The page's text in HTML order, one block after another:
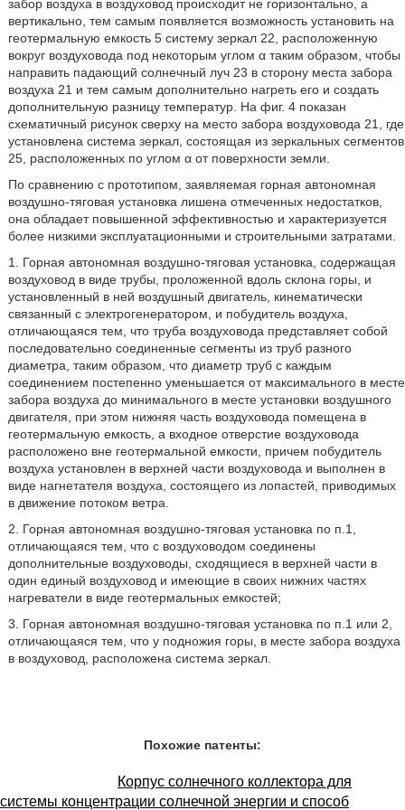
забор воздуха в воздуховод происходит не горизонтально, а
вертикально, тем самым появляется возможность установить на
геотермальную емкость 5 систему зеркал 22, расположенную
вокруг воздуховода под некоторым углом α таким образом, чтобы
направить падающий солнечный луч 23 в сторону места забора
воздуха 21 и тем самым дополнительно нагреть его и создать
дополнительную разницу температур. На фиг. 4 показан
схематичный рисунок сверху на место забора воздуховода 21, где
установлена система зеркал, состоящая из зеркальных сегментов
25, расположенных по углом α от поверхности земли.
По сравнению с прототипом, заявляемая горная автономная
воздушно-тяговая установка лишена отмеченных недостатков,
она обладает повышенной эффективностью и характеризуется
более низкими эксплуатационными и строительными затратами.
1. Горная автономная воздушно-тяговая установка, содержащая
воздуховод в виде трубы, проложенной вдоль склона горы, и
установленный в ней воздушный двигатель, кинематически
связанный с электрогенератором, и побудитель воздуха,
отличающаяся тем, что труба воздуховода представляет собой
последовательно соединенные сегменты из труб разного
диаметра, таким образом, что диаметр труб с каждым
соединением постепенно уменьшается от максимального в месте
забора воздуха до минимального в месте установки воздушного
двигателя, при этом нижняя часть воздуховода помещена в
геотермальную емкость, а входное отверстие воздуховода
расположено вне геотермальной емкости, причем побудитель
воздуха установлен в верхней части воздуховода и выполнен в
виде нагнетателя воздуха, состоящего из лопастей, приводимых
в движение потоком ветра.
2. Горная автономная воздушно-тяговая установка по п.1,
отличающаяся тем, что с воздуховодом соединены
дополнительные воздуховоды, сходящиеся в верхней части в
один единый воздуховод и имеющие в своих нижних частях
нагреватели в виде геотермальных емкостей;
3. Горная автономная воздушно-тяговая установка по п.1 или 2,
отличающаяся тем, что у подножия горы, в месте забора воздуха
в воздуховод, расположена система зеркал.
Похожие патенты:
Корпус солнечного коллектора для
системы концентрации солнечной энергии и способ